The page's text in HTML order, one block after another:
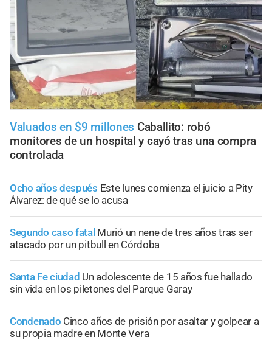
Valuados en $9 millones Caballito: robó
monitores de un hospital y cayó tras una compra
controlada
Ocho años después Este lunes comienza el juicio a Pity
Álvarez: de qué se lo acusa
Segundo caso fatal Murió un nene de tres años tras ser
atacado por un pitbull en Córdoba
Santa Fe ciudad Un adolescente de 15 años fue hallado
sin vida en los piletones del Parque Garay
Condenado Cinco años de prisión por asaltar y golpear a
su propia madre en Monte Vera